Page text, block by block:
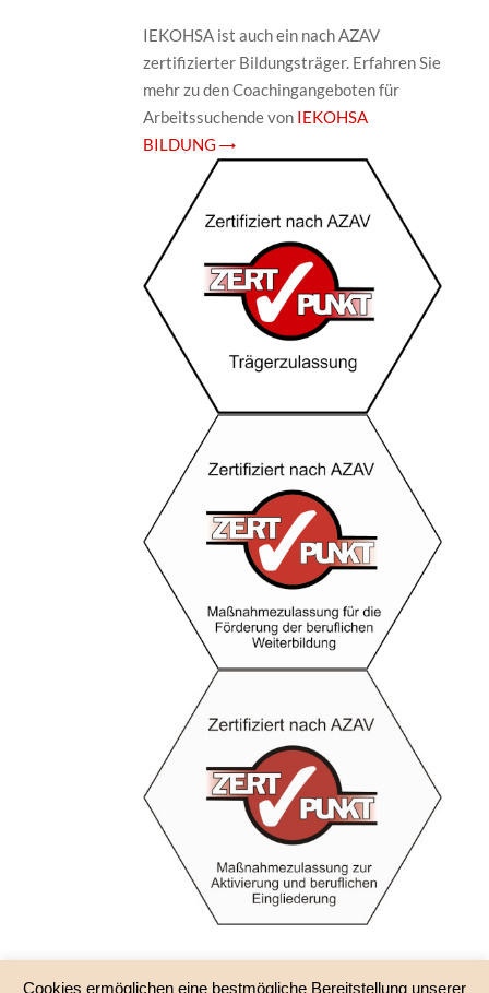
IEKOHSA ist auch ein nach AZAV
zertifizierter Bildungsträger. Erfahren Sie
mehr zu den Coachingangeboten für
Arbeitssuchende von IEKOHSA
BILDUNG →
Cookies ermöglichen eine bestmögliche Bereitstellung unserer